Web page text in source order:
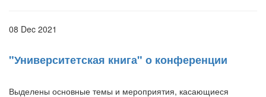
08 Dec 2021
"Университетская книга" о конференции
Выделены основные темы и мероприятия, касающиеся